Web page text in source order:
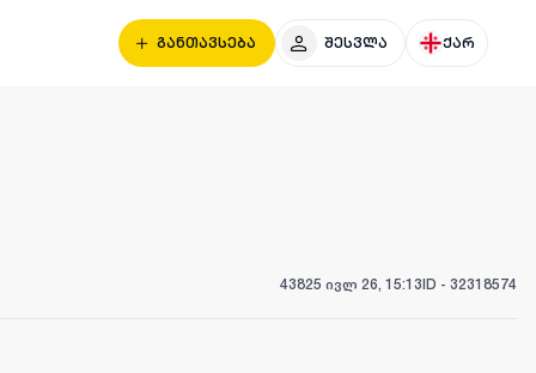
განთავსება შესვლა ქარ
43825 ივლ 26, 15:13ID - 32318574